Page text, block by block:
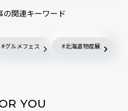
の関連キーワード
グルメフェス 北海道物産展
YOU